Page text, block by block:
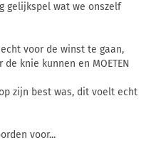
gelijkspel wat we onszelf
voor de winst te gaan,
knie kunnen en MOETEN
zijn best was, dit voelt echt
voor...